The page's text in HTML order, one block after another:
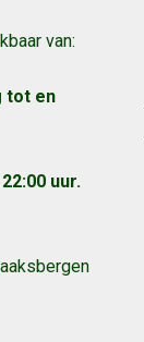
van:
tot en
uur.